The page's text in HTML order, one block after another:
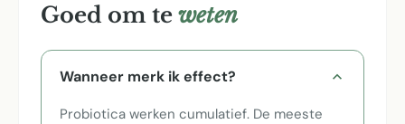
Goed om te weten
Wanneer merk ik effect?
Probiotica werken cumulatief. De meeste